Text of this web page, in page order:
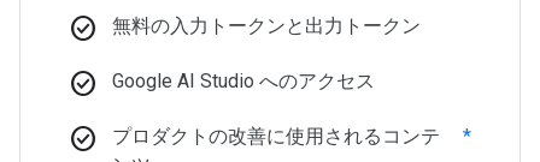
check_circle 無料の入力トークンと出力トークン
check_circle Google AI Studio へのアクセス
check_circle
プロダクトの改善に使用されるコンテ
*